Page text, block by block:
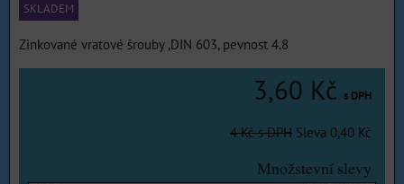
SKLADEM
Zinkované vratové šrouby ,DIN 603, pevnost 4.8
3,60 Kč s DPH
4 Kč s DPH Sleva 0,40 Kč
Množstevní slevy